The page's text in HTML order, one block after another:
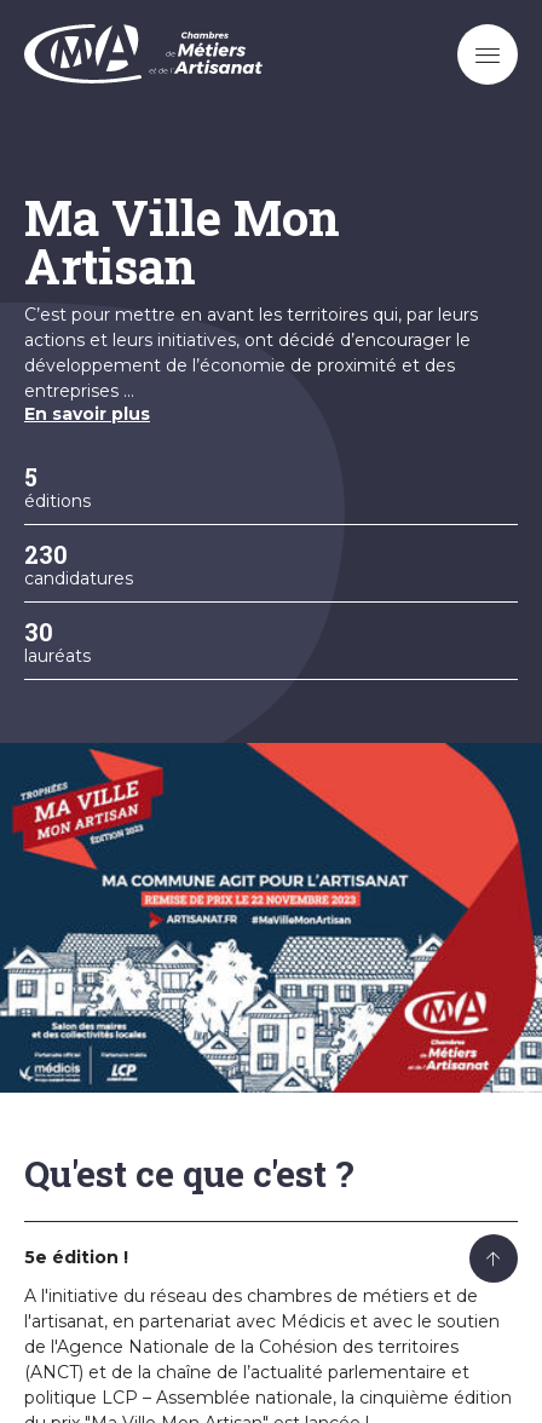
contenu
principal
Ma Ville Mon
Artisan
C’est pour mettre en avant les territoires qui, par leurs
actions et leurs initiatives, ont décidé d’encourager le
développement de l’économie de proximité et des
entreprises ...
En savoir plus
5
éditions
230
candidatures
30
lauréats
Qu'est ce que c'est ?
5e édition !
A l'initiative du réseau des chambres de métiers et de
l'artisanat, en partenariat avec Médicis et avec le soutien
de l'Agence Nationale de la Cohésion des territoires
(ANCT) et de la chaîne de l’actualité parlementaire et
politique LCP – Assemblée nationale, la cinquième édition